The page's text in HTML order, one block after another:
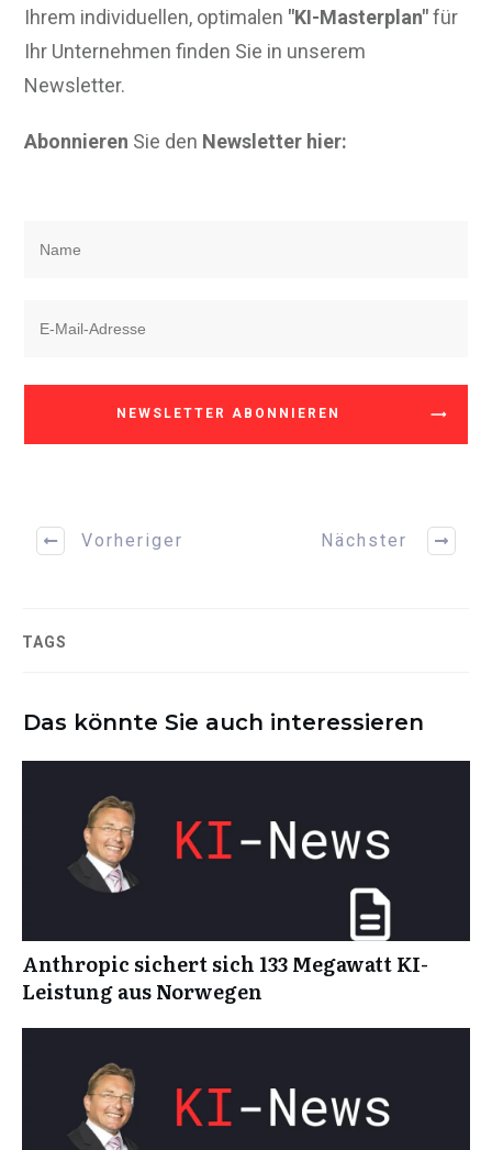
Ihrem individuellen, optimalen "KI-Masterplan"für
Ihr Unternehmen finden Sie in unserem
Newsletter.
Abonnieren Sie den Newsletter hier:
NEWSLETTER ABONNIEREN
Vorheriger Nächster
TAGS
Das könnte Sie auch interessieren
Anthropic sichert sich 133 Megawatt KI-
Leistung aus Norwegen